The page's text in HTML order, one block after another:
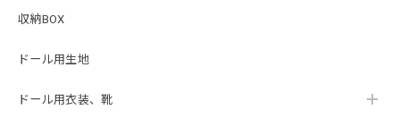
収納BOX
ドール用生地
ドール用衣装、靴